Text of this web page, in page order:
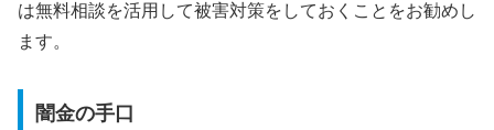
は無料相談を活用して被害対策をしておくことをお勧めし
ます。
闇金の手口